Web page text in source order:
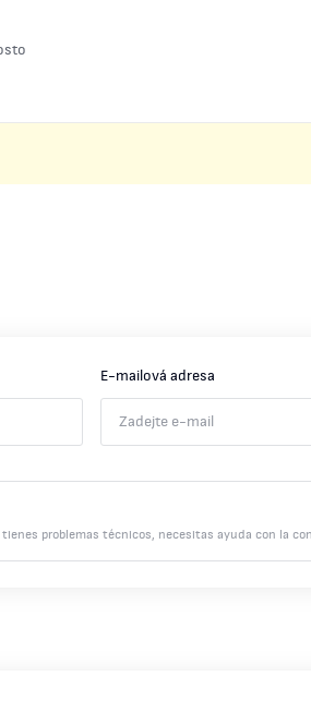
E-mailová adresa
problemas técnicos, necesitas ayuda con la